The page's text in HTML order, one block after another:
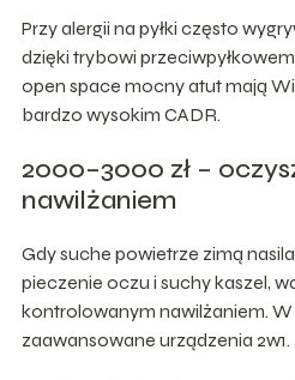
Przy alergii na pyłki często
dzięki trybowi
open space mocny atut mają
bardzo wysokim CADR.
2000–3000 zł –
nawilżaniem
Gdy suche powietrze zimą
pieczenie oczu i suchy kaszel,
kontrolowanym nawilżaniem.
zaawansowane urządzenia 2w1.